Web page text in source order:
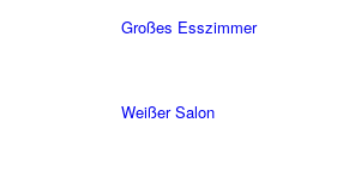
Großes Esszimmer
Weißer Salon